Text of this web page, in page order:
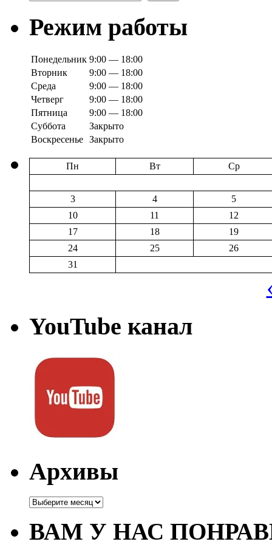
Режим работы
Понедельник 9:00 — 18:00
Вторник
9:00 — 18:00
Среда
9:00 — 18:00
Четверг
9:00 — 18:00
Пятница
9:00 — 18:00
Суббота
Закрыто
Воскресенье Закрыто
Пн Вт Ср
3 4
5
10
11
12
17
18
19
24
25
26
31
YouTube канал
Архивы
Архивы
ВАМ У НАС